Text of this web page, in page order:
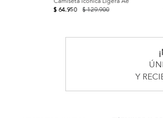
$ 129.900
$ 64.950
Y